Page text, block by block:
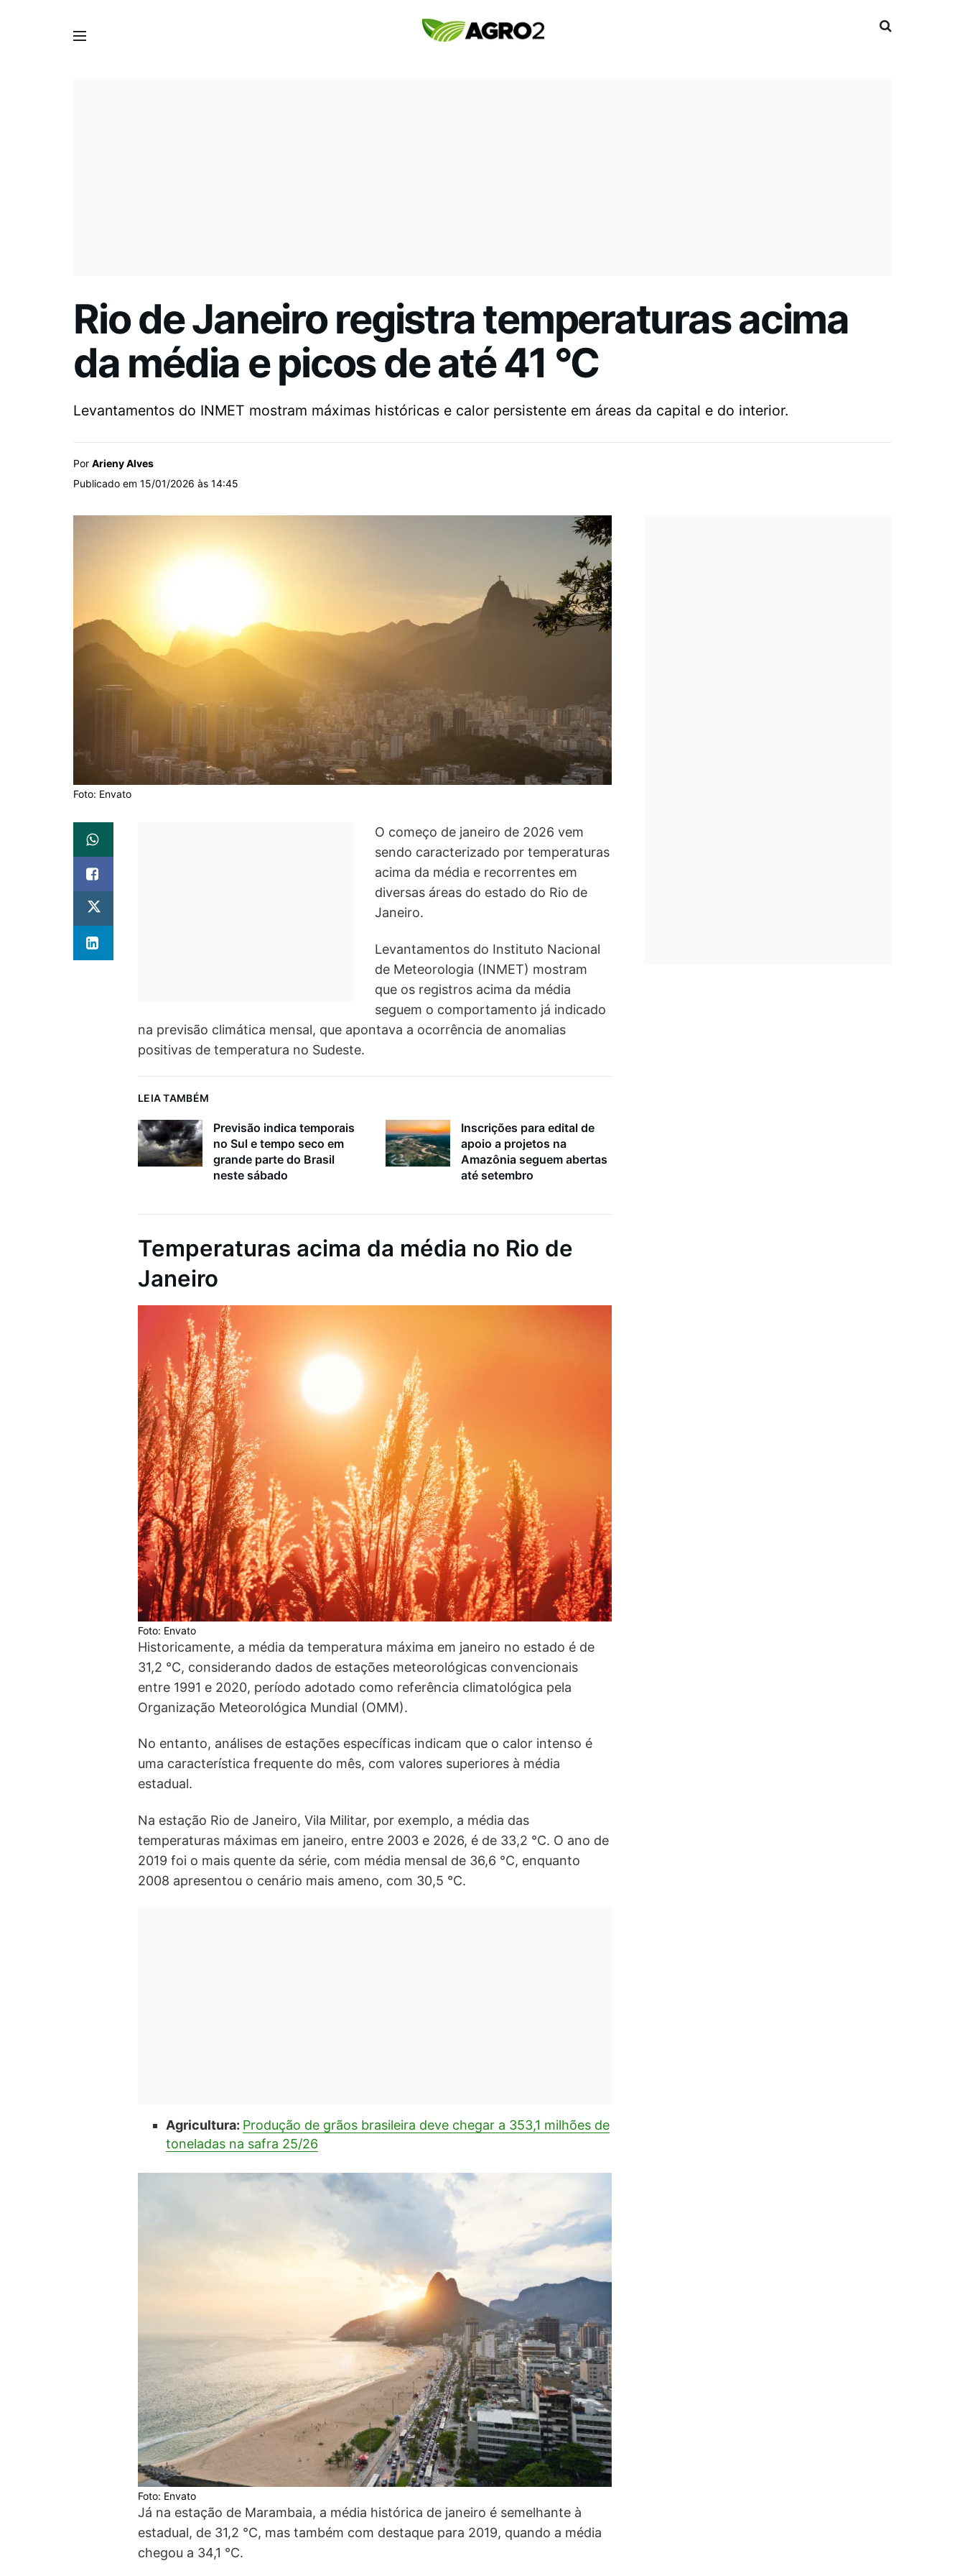
Rio de Janeiro registra temperaturas acima
da média e picos de até 41 °C
Levantamentos do INMET mostram máximas históricas e calor persistente em áreas da capital e do interior.
Por Arieny Alves
Publicado em 15/01/2026 às 14:45
Foto: Envato
O começo de janeiro de 2026 vem
sendo caracterizado por temperaturas
acima da média e recorrentes em
diversas áreas do estado do Rio de
Janeiro.
Levantamentos do Instituto Nacional
de Meteorologia (INMET) mostram
que os registros acima da média
seguem o comportamento já indicado
na previsão climática mensal, que apontava a ocorrência de anomalias
positivas de temperatura no Sudeste.
LEIA TAMBÉM
Previsão indica temporais
no Sul e tempo seco em
grande parte do Brasil
neste sábado
Inscrições para edital de
apoio a projetos na
Amazônia seguem abertas
até setembro
Temperaturas acima da média no Rio de
Janeiro
Foto: Envato
Historicamente, a média da temperatura máxima em janeiro no estado é de
31,2 °C, considerando dados de estações meteorológicas convencionais
entre 1991 e 2020, período adotado como referência climatológica pela
Organização Meteorológica Mundial (OMM).
No entanto, análises de estações específicas indicam que o calor intenso é
uma característica frequente do mês, com valores superiores à média
estadual.
Na estação Rio de Janeiro, Vila Militar, por exemplo, a média das
temperaturas máximas em janeiro, entre 2003 e 2026, é de 33,2 °C. O ano de
2019 foi o mais quente da série, com média mensal de 36,6 °C, enquanto
2008 apresentou o cenário mais ameno, com 30,5 °C.
Agricultura: Produção de grãos brasileira deve chegar a 353,1 milhões de
toneladas na safra 25/26
Foto: Envato
Já na estação de Marambaia, a média histórica de janeiro é semelhante à
estadual, de 31,2 °C, mas também com destaque para 2019, quando a média
chegou a 34,1 °C.